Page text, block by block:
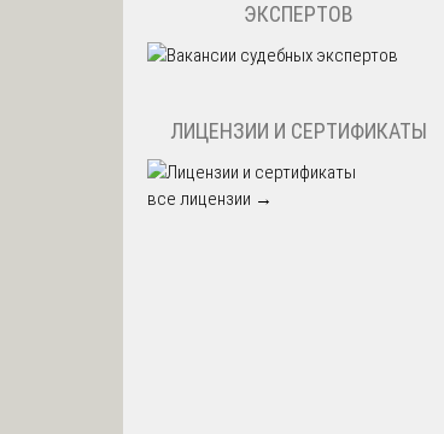
ЭКСПЕРТОВ
ЛИЦЕНЗИИ И СЕРТИФИКАТЫ
все лицензии →